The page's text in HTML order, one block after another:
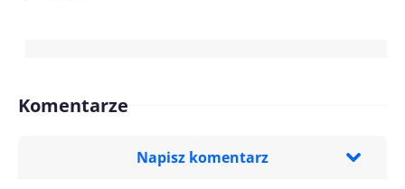
Komentarze
Napisz komentarz